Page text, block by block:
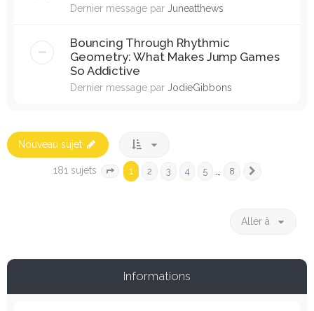
Dernier message par Juneatthews
Bouncing Through Rhythmic
Geometry: What Makes Jump Games
So Addictive
Dernier message par JodieGibbons
Nouveau sujet
181 sujets Page1 sur 8
1 2 3 4 5 8
Aller à
Informations